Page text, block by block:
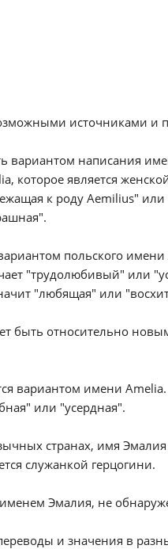
источниками и
написания
которое является
к роду Aemilius" или
польского
"трудолюбивый" или
"любящая" или
быть относительно
вариантом имени
или "усердная".
странах, имя
служанкой герцогини.
Эмалия, не
и значения в